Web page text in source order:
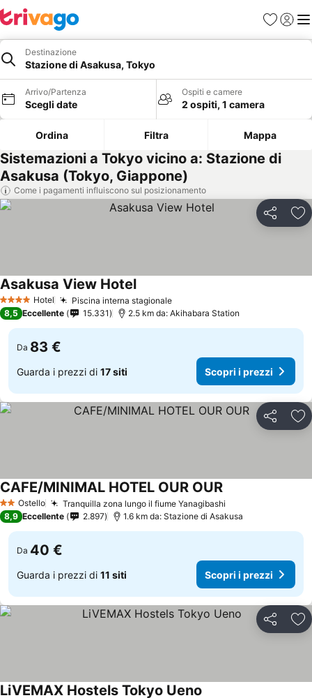
PreferitiAccedi
Destinazione
Stazione di Asakusa, Tokyo
Arrivo/Partenza
Scegli date
Ospiti e camere
2 ospiti, 1 camera
Ordina Filtra Mappa
Sistemazioni a Tokyo vicino a: Stazione di
Asakusa (Tokyo, Giappone)
Come i pagamenti influiscono sul posizionamento
Condividi
4 Stelle Hotel Piscina interna stagionale
Asakusa View Hotel
8,5 Eccellente 15.331 2.5 km da: Akihabara Station
Da 83 €
Guarda i prezzi di 17 siti Scopri i prezzi
Condividi
2 StelleOstello Tranquilla zona lungo il fiume Yanagibashi
CAFE/MINIMAL HOTEL OUR OUR
8,9 Eccellente 2.897 1.6 km da: Stazione di Asakusa
Da 40 €
Guarda i prezzi di 11 siti Scopri i prezzi
Condividi
LiVEMAX Hostels Tokyo Ueno